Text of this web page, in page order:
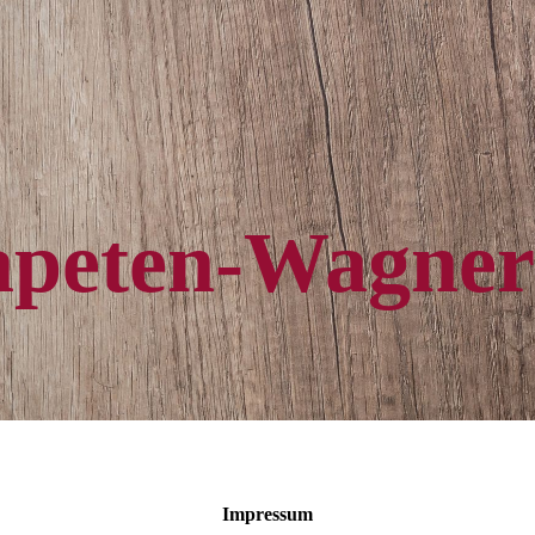
Wagner
Impressum